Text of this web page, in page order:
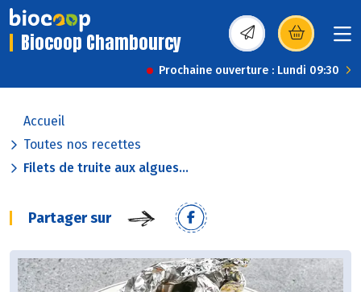
Biocoop Chambourcy (s’ouvre dans une
Prochaine ouverture : Lundi 09:30
Accueil
Toutes nos recettes
Filets de truite aux algues...
Partager sur